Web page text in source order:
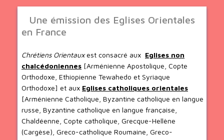
Une émission des Eglises Orientales
en France
Chrétiens Orientauxest consacré aux Eglises non
chalcédoniennes [Arménienne Apostolique, Copte
Orthodoxe, Ethiopienne Tewahedo et Syriaque
Orthodoxe] et aux Eglises catholiques orientales
[Arménienne Catholique, Byzantine catholique en langue
russe, Byzantine catholique en langue française,
Chaldéenne, Copte catholique, Grecque-Hellène
(Cargèse), Greco-catholique Roumaine, Greco-